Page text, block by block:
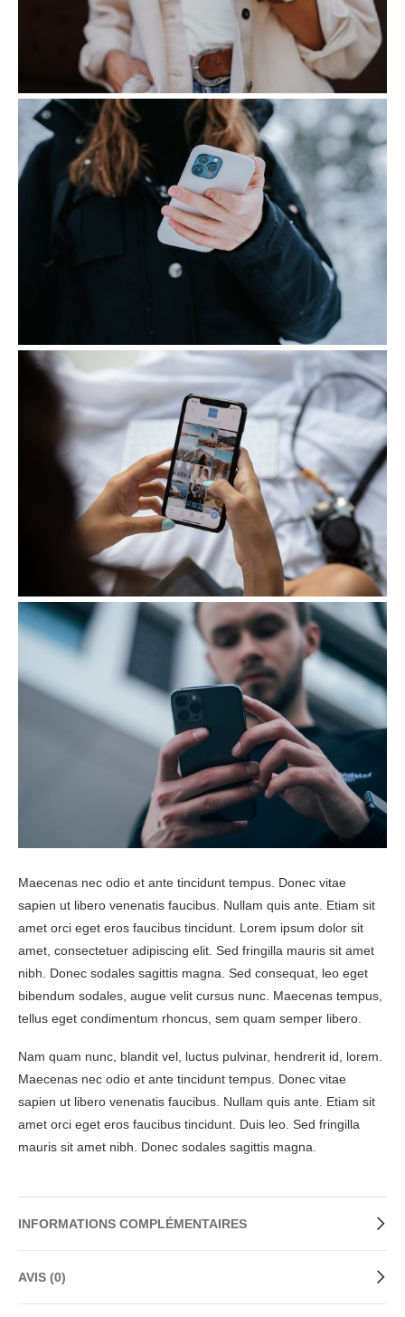
Maecenas nec odio et ante tincidunt tempus. Donec vitae
sapien ut libero venenatis faucibus. Nullam quis ante. Etiam sit
amet orci eget eros faucibus tincidunt. Lorem ipsum dolor sit
amet, consectetuer adipiscing elit. Sed fringilla mauris sit amet
nibh. Donec sodales sagittis magna. Sed consequat, leo eget
bibendum sodales, augue velit cursus nunc. Maecenas tempus,
tellus eget condimentum rhoncus, sem quam semper libero.
Nam quam nunc, blandit vel, luctus pulvinar, hendrerit id, lorem.
Maecenas nec odio et ante tincidunt tempus. Donec vitae
sapien ut libero venenatis faucibus. Nullam quis ante. Etiam sit
amet orci eget eros faucibus tincidunt. Duis leo. Sed fringilla
mauris sit amet nibh. Donec sodales sagittis magna.
INFORMATIONS COMPLÉMENTAIRES
AVIS (0)